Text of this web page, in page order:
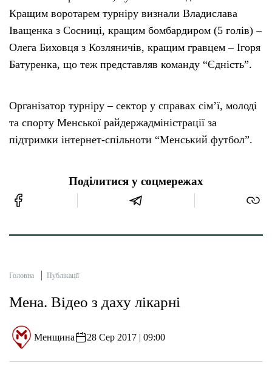
Кращим воротарем турніру визнали Владислава
Іващенка з Сосниці, кращим бомбардиром (5 голів) –
Олега Биховця з Козляничів, кращим гравцем – Ігоря
Батуренка, що теж представляв команду “Єдність”.
Організатор турніру – сектор у справах сім’ї, молоді
та спорту Менської райдержадміністрації за
підтримки інтернет-спільноти “Менський футбол”.
Поділитися у соцмережах
Головна Публікації
Мена. Відео з даху лікарні
Менщина 28 Сер 2017 | 09:00